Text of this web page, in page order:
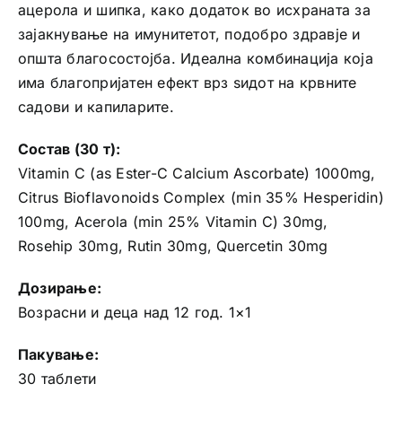
ацерола и шипка, како додаток во исхраната за
зајакнување на имунитетот, подобро здравје и
општа благосостојба. Идеална комбинација која
има благопријатен ефект врз ѕидот на крвните
садови и капиларите.
Состав (30 т):
Vitamin C (as Ester-C Calcium Ascorbate) 1000mg,
Citrus Bioflavonoids Complex (min 35% Hesperidin)
100mg, Acerola (min 25% Vitamin C) 30mg,
Rosehip 30mg, Rutin 30mg, Quercetin 30mg
Дозирање:
Возрасни и деца над 12 год. 1×1
Пакување:
30 таблети